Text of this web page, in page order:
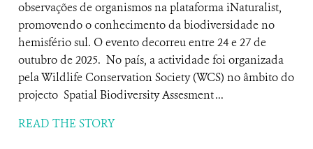
observações de organismos na plataforma iNaturalist,
promovendo o conhecimento da biodiversidade no
hemisfério sul. O evento decorreu entre 24 e 27 de
outubro de 2025. No país, a actividade foi organizada
pela Wildlife Conservation Society (WCS) no âmbito do
projecto Spatial Biodiversity Assesment ...
READ THE STORY